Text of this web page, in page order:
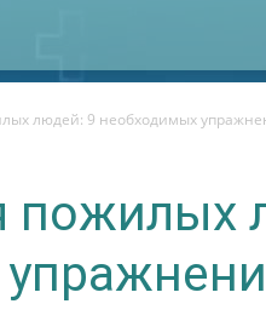
людей: 9 необходимых
пожилых